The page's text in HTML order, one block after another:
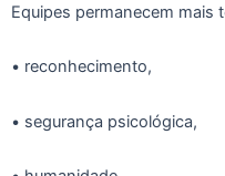
Equipes permanecem mais
• reconhecimento,
• segurança psicológica,